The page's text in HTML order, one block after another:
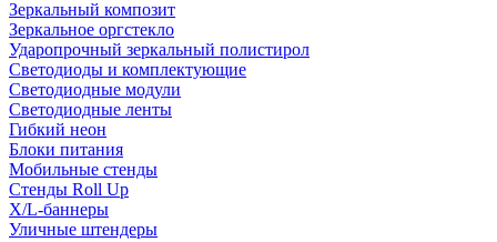
Зеркальный композит
Зеркальное оргстекло
Ударопрочный зеркальный полистирол
Светодиоды и комплектующие
Светодиодные модули
Светодиодные ленты
Гибкий неон
Блоки питания
Мобильные стенды
Стенды Roll Up
X/L-баннеры
Уличные штендеры